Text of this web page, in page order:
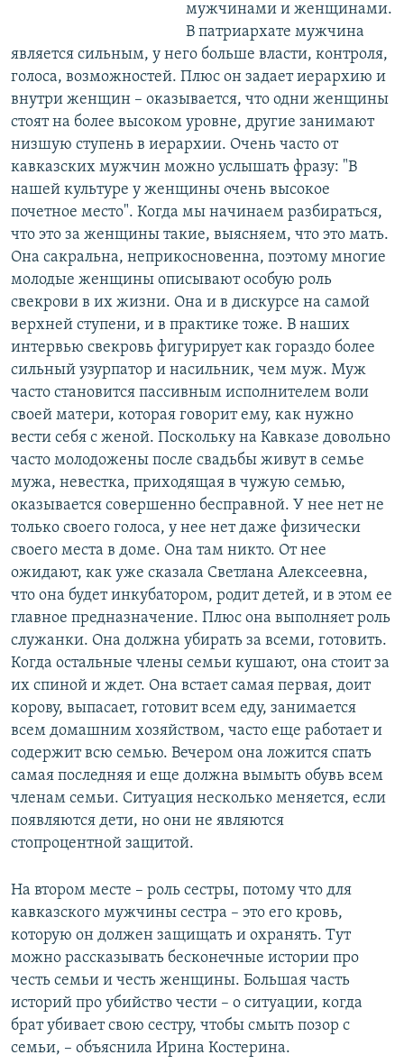
мужчинами и женщинами.
В патриархате мужчина
является сильным, у него больше власти, контроля,
голоса, возможностей. Плюс он задает иерархию и
внутри женщин – оказывается, что одни женщины
стоят на более высоком уровне, другие занимают
низшую ступень в иерархии. Очень часто от
кавказских мужчин можно услышать фразу: "В
нашей культуре у женщины очень высокое
почетное место". Когда мы начинаем разбираться,
что это за женщины такие, выясняем, что это мать.
Она сакральна, неприкосновенна, поэтому многие
молодые женщины описывают особую роль
свекрови в их жизни. Она и в дискурсе на самой
верхней ступени, и в практике тоже. В наших
интервью свекровь фигурирует как гораздо более
сильный узурпатор и насильник, чем муж. Муж
часто становится пассивным исполнителем воли
своей матери, которая говорит ему, как нужно
вести себя с женой. Поскольку на Кавказе довольно
часто молодожены после свадьбы живут в семье
мужа, невестка, приходящая в чужую семью,
оказывается совершенно бесправной. У нее нет не
только своего голоса, у нее нет даже физически
своего места в доме. Она там никто. От нее
ожидают, как уже сказала Светлана Алексеевна,
что она будет инкубатором, родит детей, и в этом ее
главное предназначение. Плюс она выполняет роль
служанки. Она должна убирать за всеми, готовить.
Когда остальные члены семьи кушают, она стоит за
их спиной и ждет. Она встает самая первая, доит
корову, выпасает, готовит всем еду, занимается
всем домашним хозяйством, часто еще работает и
содержит всю семью. Вечером она ложится спать
самая последняя и еще должна вымыть обувь всем
членам семьи. Ситуация несколько меняется, если
появляются дети, но они не являются
стопроцентной защитой.
На втором месте – роль сестры, потому что для
кавказского мужчины сестра – это его кровь,
которую он должен защищать и охранять. Тут
можно рассказывать бесконечные истории про
честь семьи и честь женщины. Большая часть
историй про убийство чести – о ситуации, когда
брат убивает свою сестру, чтобы смыть позор с
семьи, – объяснила Ирина Костерина.